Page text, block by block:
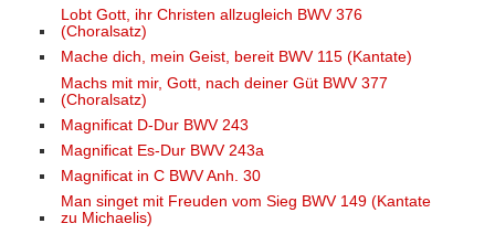
Lobt Gott, ihr Christen allzugleich BWV 376
(Choralsatz)
Mache dich, mein Geist, bereit BWV 115 (Kantate)
Machs mit mir, Gott, nach deiner Güt BWV 377
(Choralsatz)
Magnificat D-Dur BWV 243
Magnificat Es-Dur BWV 243a
Magnificat in C BWV Anh. 30
Man singet mit Freuden vom Sieg BWV 149 (Kantate
zu Michaelis)